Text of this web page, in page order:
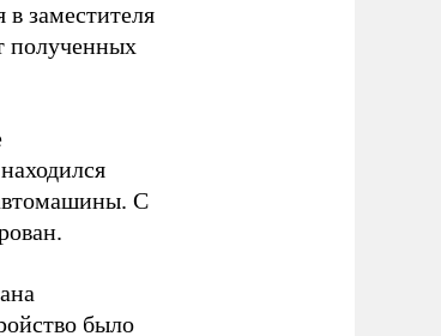
в заместителя
полученных
С
было